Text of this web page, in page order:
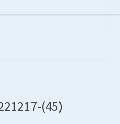
(45)